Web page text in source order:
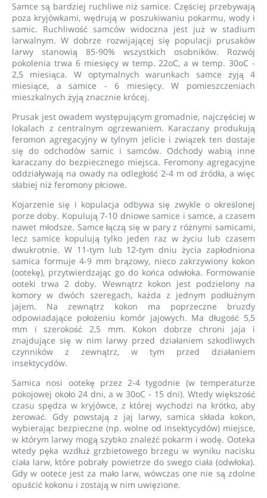
Samce są bardziej ruchliwe niż samice. Częściej przebywają
poza kryjówkami, wędrują w poszukiwaniu pokarmu, wody i
samic. Ruchliwość samców widoczna jest już w stadium
larwalnym. W dobrze rozwijającej się populacji prusaków
larwy stanowią 85-90% wszystkich osobników. Rozwój
pokolenia trwa 6 miesięcy w temp. 22oC, a w temp. 30oC -
2,5 miesiąca. W optymalnych warunkach samce żyją 4
miesiące, a samice - 6 miesięcy. W pomieszczeniach
mieszkalnych żyją znacznie krócej.
Prusak jest owadem występującym gromadnie, najczęściej w
lokalach z centralnym ogrzewaniem. Karaczany produkują
feromon agregacyjny w tylnym jelicie i związek ten dostaje
się do odchodów samic i samców. Odchody wabią inne
karaczany do bezpiecznego miejsca. Feromony agregacyjne
oddziaływają na owady na odległość 2-4 m od źródła, a więc
słabiej niż feromony płciowe.
Kojarzenie się i kopulacja odbywa się zwykle o określonej
porze doby. Kopulują 7-10 dniowe samice i samce, a czasem
nawet młodsze. Samce łączą się w pary z różnymi samicami,
lecz samice kopulują tylko jeden raz w życiu lub czasem
dwukrotnie. W 11-tym lub 12-tym dniu życia zapłodniona
samica formuje 4-9 mm brązowy, nieco zakrzywiony kokon
(ootekę), przytwierdzając go do końca odwłoka. Formowanie
ooteki trwa 2 doby. Wewnątrz kokon jest podzielony na
komory w dwóch szeregach, każda z jednym podłużnym
jajem. Na zewnątrz kokon ma poprzeczne bruzdy
odpowiadające położeniu komór jajowych. Ma długość 5,5
mm i szerokość 2,5 mm. Kokon dobrze chroni jaja i
znajdujące się w nim larwy przed działaniem szkodliwych
czynników z zewnątrz, w tym przed działaniem
insektycydów.
Samica nosi ootekę przez 2-4 tygodnie (w temperaturze
pokojowej około 24 dni, a w 30oC - 15 dni). Wtedy większość
czasu spędza w kryjówce, z której wychodzi na krótko, aby
żerować. Gdy powstają z jaj larwy, samica składa kokon,
wybierając bezpieczne (np. wolne od insektycydów) miejsce,
w którym larwy mogą szybko znaleźć pokarm i wodę. Ooteka
wtedy pęka wzdłuż grzbietowego brzegu w wyniku nacisku
ciała larw, które pobrały powietrze do swego ciała (odwłoka).
Gdy w ootece jest za mało larw, wówczas one nie są zdolne
opuścić kokonu i zostają w nim uwięzione.